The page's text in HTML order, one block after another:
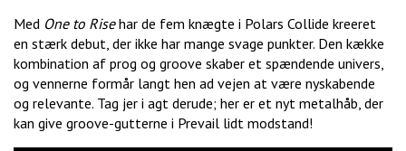
Med One to Risehar de fem knægte i Polars Collide kreeret
en stærk debut, der ikke har mange svage punkter. Den kække
kombination af prog og groove skaber et spændende univers,
og vennerne formår langt hen ad vejen at være nyskabende
og relevante. Tag jer i agt derude; her er et nyt metalhåb, der
kan give groove-gutterne i Prevail lidt modstand!